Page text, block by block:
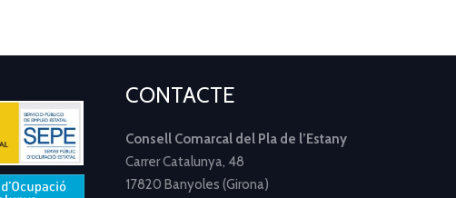
CONTACTE
Consell Comarcal del Pla de l’Estany
Carrer Catalunya, 48
17820 Banyoles (Girona)